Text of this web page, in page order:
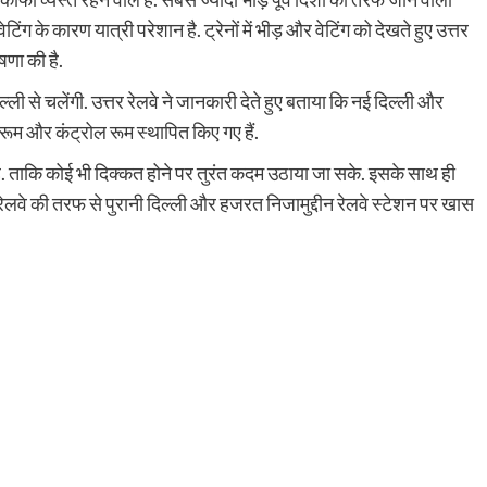
के कारण यात्री परेशान है. ट्रेनों में भीड़ और वेटिंग को देखते हुए उत्तर
की है.
से चलेंगी. उत्तर रेलवे ने जानकारी देते हुए बताया कि नई दिल्ली और
और कंट्रोल रूम स्थापित किए गए हैं.
ताकि कोई भी दिक्कत होने पर तुरंत कदम उठाया जा सके. इसके साथ ही
की तरफ से पुरानी दिल्ली और हजरत निजामुद्दीन रेलवे स्टेशन पर खास